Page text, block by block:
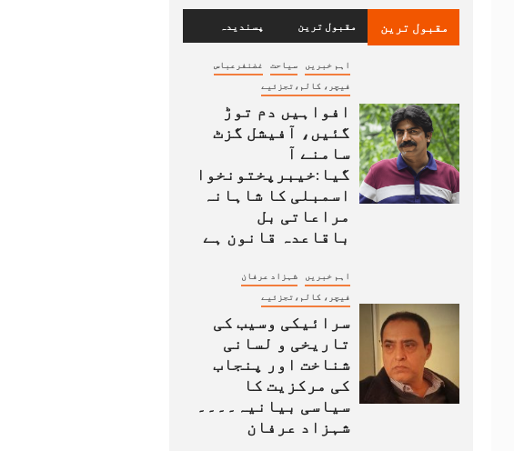
مقبول ترین مقبول ترین پسندیدہ
اہم خبریں سیاحت غضنفرعباس
فیچر، کالم،تجزئیے
افواہیں دم توڑ
گئیں، آفیشل گزٹ
سامنے آ
گیا:خیبرپختونخوا
اسمبلی کا شاہانہ
مراعاتی بل
باقاعدہ قانون ہے
اہم خبریں شہزاد عرفان
فیچر، کالم،تجزئیے
سرائیکی وسیب کی
تاریخی و لسانی
شناخت اور پنجاب
کی مرکزیت کا
سیاسی بیانیہ۔۔۔۔
شہزاد عرفان